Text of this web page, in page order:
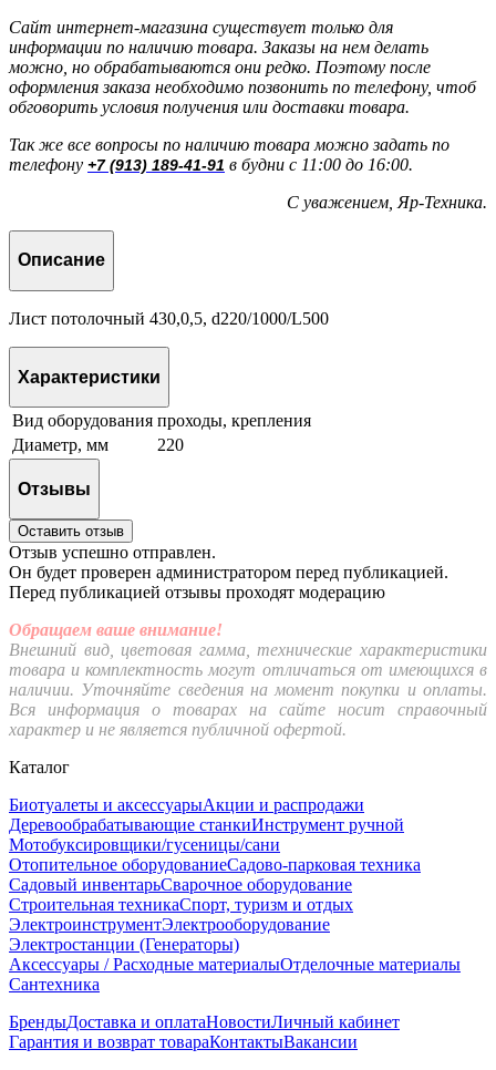
Сайт интернет-магазина существует только для
информации по наличию товара. Заказы на нем делать
можно, но обрабатываются они редко. Поэтому после
оформления заказа необходимо позвонить по телефону, чтоб
обговорить условия получения или доставки товара.
Так же все вопросы по наличию товара можно задать по
телефону +7 (913) 189-41-91 в будни с 11:00 до 16:00.
С уважением, Яр-Техника.
Описание
Лист потолочный 430,0,5, d220/1000/L500
Характеристики
Вид оборудования проходы, крепления
Диаметр, мм
220
Отзывы
Оставить отзыв
Отзыв успешно отправлен.
Он будет проверен администратором перед публикацией.
Перед публикацией отзывы проходят модерацию
Обращаем ваше внимание!
Внешний вид, цветовая гамма, технические характеристики
товара и комплектность могут отличаться от имеющихся в
наличии. Уточняйте сведения на момент покупки и оплаты.
Вся информация о товарах на сайте носит справочный
характер и не является публичной офертой.
Каталог
Биотуалеты и аксессуарыАкции и распродажи
Деревообрабатывающие станкиИнструмент ручной
Мотобуксировщики/гусеницы/сани
Отопительное оборудованиеСадово-парковая техника
Садовый инвентарьСварочное оборудование
Строительная техникаСпорт, туризм и отдых
ЭлектроинструментЭлектрооборудование
Электростанции (Генераторы)
Аксессуары / Расходные материалыОтделочные материалы
Сантехника
БрендыДоставка и оплатаНовостиЛичный кабинет
Гарантия и возврат товараКонтактыВакансии